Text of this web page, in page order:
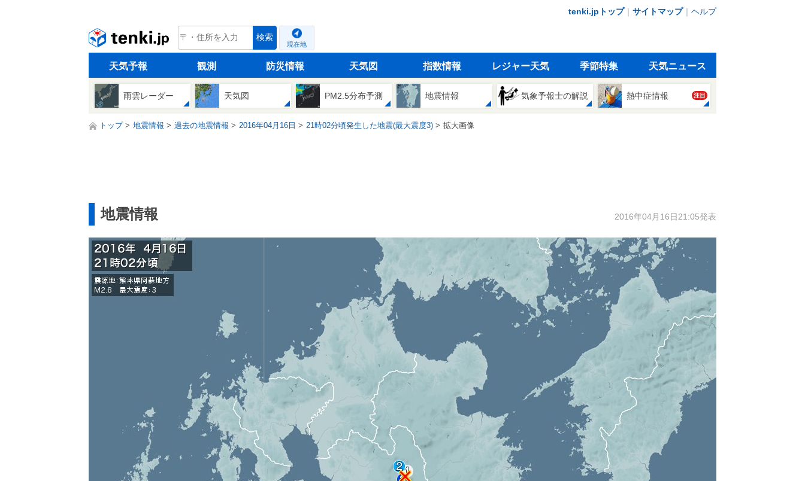
tenki.jpトップ｜ サイトマップ｜ ヘルプ
tenki.jp 検索
現在地
天気予報 観測 防災情報 天気図 指数情報 レジャー天気 季節特集 天気ニュース
雨雲レーダー 天気図 PM2.5分布予測 地震情報 気象予報士の解説 熱中症情報 注目
トップ 地震情報 過去の地震情報 2016年04月16日 21時02分頃発生した地震(最大震度3) 拡大画像
地震情報 2016年04月16日21:05発表